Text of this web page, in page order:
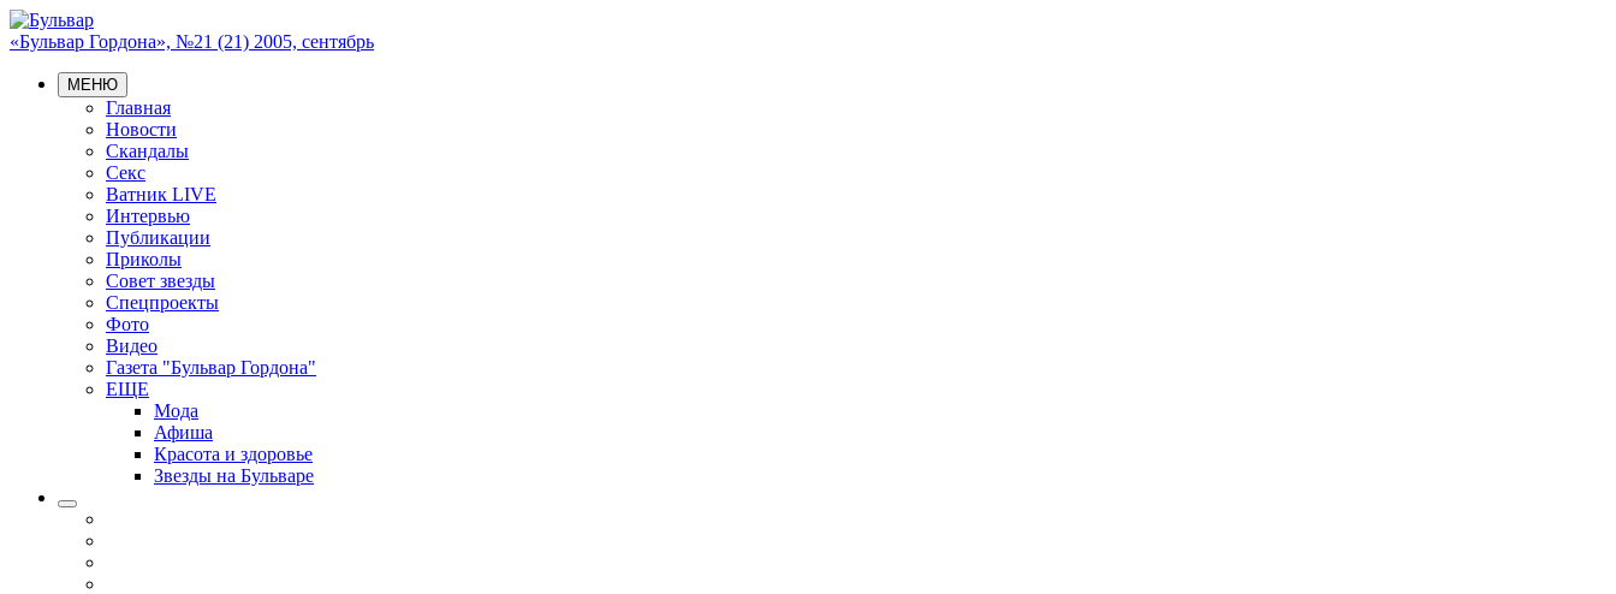
«Бульвар Гордона», №21 (21) 2005, сентябрь
МЕНЮ
Главная
Новости
Скандалы
Секс
Ватник LIVE
Интервью
Публикации
Приколы
Совет звезды
Спецпроекты
Фото
Видео
Газета "Бульвар Гордона"
ЕЩЕ
Мода
Афиша
Красота и здоровье
Звезды на Бульваре